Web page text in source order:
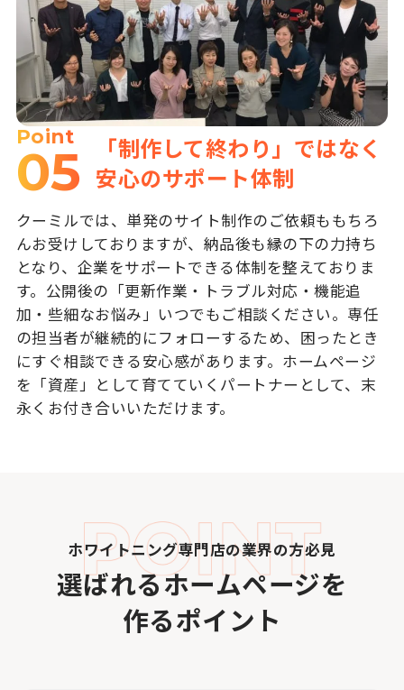
Point
05
「制作して終わり」ではなく
安心のサポート体制
クーミルでは、単発のサイト制作のご依頼ももちろ
んお受けしておりますが、納品後も縁の下の力持ち
となり、企業をサポートできる体制を整えておりま
す。公開後の「更新作業・トラブル対応・機能追
加・些細なお悩み」いつでもご相談ください。専任
の担当者が継続的にフォローするため、困ったとき
にすぐ相談できる安心感があります。ホームページ
を「資産」として育てていくパートナーとして、末
永くお付き合いいただけます。
ホワイトニング専門店の業界の方必見
選ばれるホームページを
作るポイント